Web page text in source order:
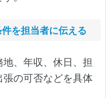
を担当者に伝える
、年収、休日、担
の可否などを具体